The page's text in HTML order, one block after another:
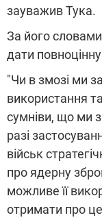
зауважив Тука.
За його
дати повноцінну
"Чи в змозі ми
використання
сумніви, що ми
разі
військ
про ядерну
можливе її
отримати про